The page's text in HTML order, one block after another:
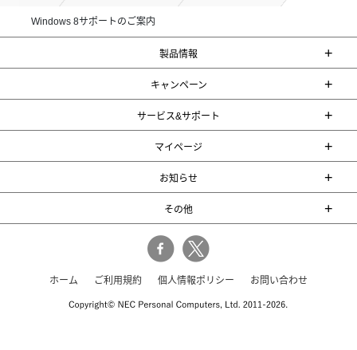
Windows 8サポートのご案内
製品情報 +
キャンペーン +
サービス&サポート +
マイページ +
お知らせ +
その他 +
ホーム ご利用規約 個人情報ポリシー お問い合わせ